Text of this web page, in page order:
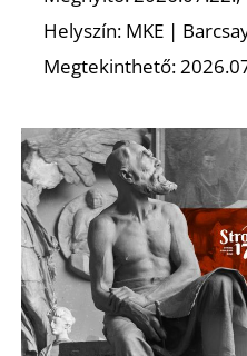
Helyszín: MKE |
Megtekinthető: